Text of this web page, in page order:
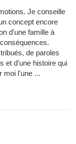
Je conseille
concept encore
d'une famille à
de paroles
et d'une histoire qui
moi l'une ...